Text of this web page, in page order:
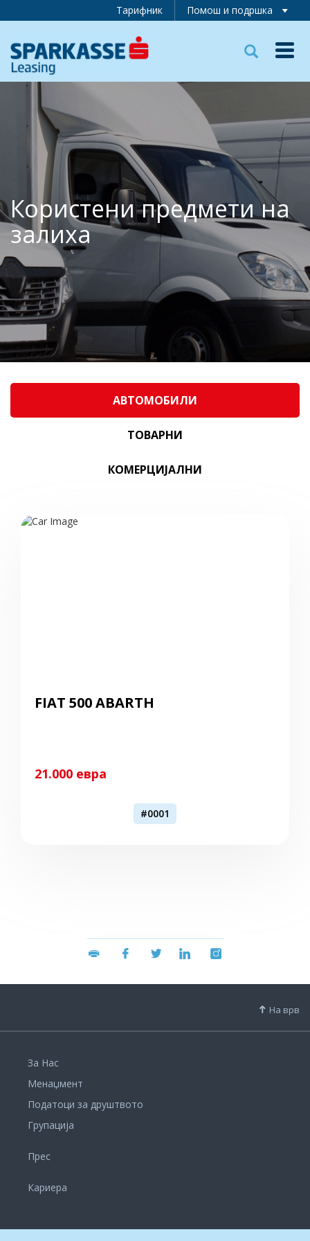
Помош и подршка
Тарифник
Користени предмети на
залиха
АВТОМОБИЛИ
ТОВАРНИ
КОМЕРЦИЈАЛНИ
FIAT 500 ABARTH
21.000 евра
#0001
На врв
За Нас
Менаџмент
Податоци за друштвото
Групација
Прес
Кариера